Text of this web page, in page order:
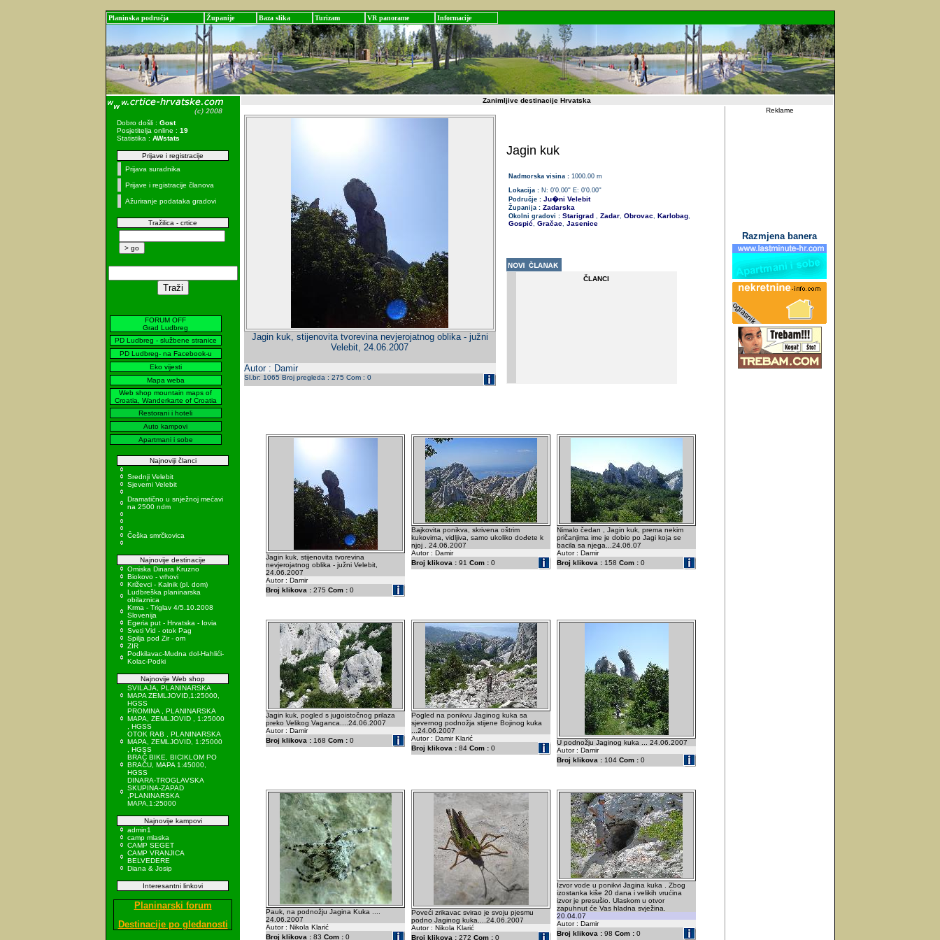
Planinska područja Županije Baza slika Turizam VR panorame Informacije
Dobro došli : Gost
Posjetitelja online : 19
Statistika : AWstats
Prijave i registracije
Prijava suradnika
Prijave i registracije članova
Ažuriranje podataka gradovi
Tražilica - crtice
FORUM OFF
Grad Ludbreg
PD Ludbreg - službene stranice
PD Ludbreg- na Facebook-u
Eko vijesti
Mapa weba
Web shop mountain maps of
Croatia, Wanderkarte of Croatia
Restorani i hoteli
Auto kampovi
Apartmani i sobe
Najnoviji članci
Srednji Velebit
Sjeverni Velebit
Dramatično u snježnoj mećavi
na 2500 ndm
Češka smrčkovica
Najnovije destinacije
Omiska Dinara Kruzno
Biokovo - vrhovi
Križevci - Kalnik (pl. dom)
Ludbreška planinarska
obilaznica
Krma - Triglav 4/5.10.2008
Slovenija
Egeria put - Hrvatska - Iovia
Sveti Vid - otok Pag
Spilja pod Zir - om
ZIR
Podkilavac-Mudna dol-Hahlići-
Kolac-Podki
Najnovije Web shop
SVILAJA, PLANINARSKA
MAPA ZEMLJOVID,1:25000,
HGSS
PROMINA , PLANINARSKA
MAPA, ZEMLJOVID , 1:25000
, HGSS
OTOK RAB , PLANINARSKA
MAPA, ZEMLJOVID, 1:25000
, HGSS
BRAČ BIKE, BICIKLOM PO
BRAČU, MAPA 1:45000,
HGSS
DINARA-TROGLAVSKA
SKUPINA-ZAPAD
,PLANINARSKA
MAPA,1:25000
Najnovije kampovi
admin1
camp mlaska
CAMP SEGET
CAMP VRANJICA
BELVEDERE
Diana & Josip
Interesantni linkovi
Planinarski forum
Destinacije po gledanosti
Zanimljive destinacije Hrvatska
Jagin kuk, stijenovita tvorevina nevjerojatnog oblika - južni
Velebit, 24.06.2007
Autor : Damir
Sl.br: 1065 Broj pregleda : 275 Com : 0
Jagin kuk
Nadmorska visina : 1000.00 m
Lokacija : N: 0'0.00'' E: 0'0.00''
Područje : Ju�ni Velebit
Županija : Zadarska
Okolni gradovi : Starigrad , Zadar, Obrovac, Karlobag,
Gospić, Gračac, Jasenice
ČLANCI
Jagin kuk, stijenovita tvorevina
nevjerojatnog oblika - južni Velebit,
24.06.2007
Autor : Damir
Broj klikova : 275 Com : 0
Bajkovita ponikva, skrivena oštrim
kukovima, vidljiva, samo ukoliko dođete k
njoj . 24.06.2007
Autor : Damir
Broj klikova : 91 Com : 0
Nimalo čedan , Jagin kuk, prema nekim
pričanjima ime je dobio po Jagi koja se
bacila sa njega...24.06.07
Autor : Damir
Broj klikova : 158 Com : 0
Jagin kuk, pogled s jugoistočnog prilaza
preko Velikog Vaganca....24.06.2007
Autor : Damir
Broj klikova : 168 Com : 0
Pogled na ponikvu Jaginog kuka sa
sjevernog podnožja stijene Bojinog kuka
...24.06.2007
Autor : Damir Klarić
Broj klikova : 84 Com : 0
U podnožju Jaginog kuka ... 24.06.2007
Autor : Damir
Broj klikova : 104 Com : 0
Pauk, na podnožju Jagina Kuka ....
24.06.2007
Autor : Nikola Klarić
Broj klikova : 83 Com : 0
Poveći zrikavac svirao je svoju pjesmu
podno Jaginog kuka....24.06.2007
Autor : Nikola Klarić
Broj klikova : 272 Com : 0
Izvor vode u ponikvi Jagina kuka . Zbog
izostanka kiše 20 dana i velikih vrućina
izvor je presušio. Ulaskom u otvor
zapuhnut će Vas hladna svježina.
20.04.07
Autor : Damir
Broj klikova : 98 Com : 0
Reklame
Razmjena banera